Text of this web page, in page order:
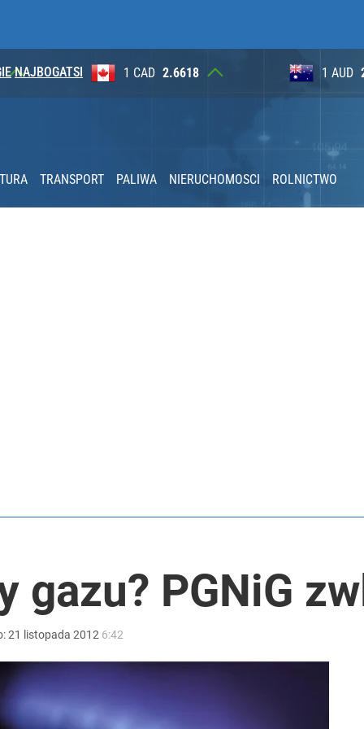
NAJBOGATSI
cenami nad morzem
1 AUD 2.6265 100
TRANSPORT PALIWA NIERUCHOMOSCI ROLNICTWO
gazu? PGNiG
21 listopada 2012 6:42